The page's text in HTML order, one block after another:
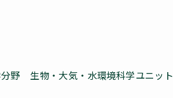
野 生物・大気・水環境科学ユニット